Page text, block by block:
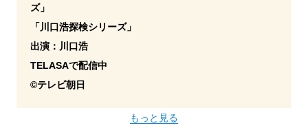
ズ」
「川口浩探検シリーズ」
出演：川口浩
TELASAで配信中
©テレビ朝日
もっと見る